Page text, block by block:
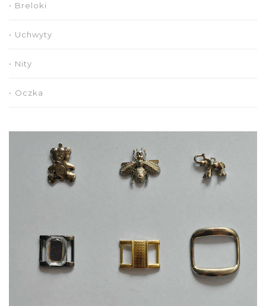
Breloki
Uchwyty
Nity
Oczka